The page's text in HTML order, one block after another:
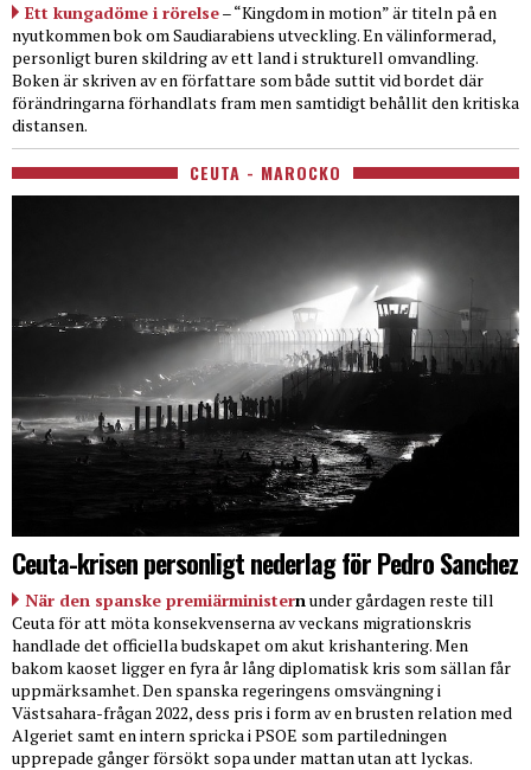
Ett kungadöme i rörelse– “Kingdom in motion” är titeln på en
nyutkommen bok om Saudiarabiens utveckling. En välinformerad,
personligt buren skildring av ett land i strukturell omvandling.
Boken är skriven av en författare som både suttit vid bordet där
förändringarna förhandlats fram men samtidigt behållit den kritiska
distansen.
CEUTA - MAROCKO
Ceuta-krisen personligt nederlag för Pedro Sanchez
När den spanske premiärministernunder gårdagen reste till
Ceuta för att möta konsekvenserna av veckans migrationskris
handlade det officiella budskapet om akut krishantering. Men
bakom kaoset ligger en fyra år lång diplomatisk kris som sällan får
uppmärksamhet. Den spanska regeringens omsvängning i
Västsahara-frågan 2022, dess pris i form av en brusten relation med
Algeriet samt en intern spricka i PSOE som partiledningen
upprepade gånger försökt sopa under mattan utan att lyckas.